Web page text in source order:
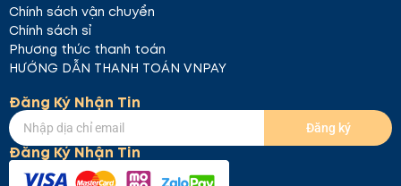
Chính sách vận chuyển
Chính sách sỉ
Phương thức thanh toán
HƯỚNG DẪN THANH TOÁN VNPAY
Đăng Ký Nhận Tin
Đăng ký
Đăng Ký Nhận Tin